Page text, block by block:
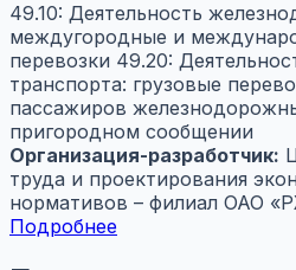
49.10: Деятельность
междугородные и
перевозки 49.20:
транспорта: грузовые
пассажиров
пригородном сообщении
Организация-разработчик:
труда и проектирования
нормативов – филиал ОАО
Подробнее